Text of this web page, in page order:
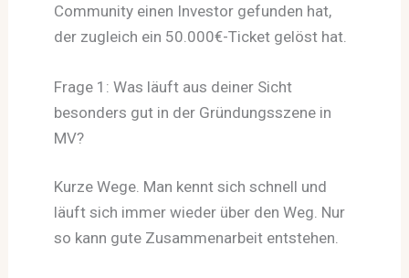
Community einen Investor gefunden hat,
der zugleich ein 50.000€-Ticket gelöst hat.
Frage 1: Was läuft aus deiner Sicht
besonders gut in der Gründungsszene in
MV?
Kurze Wege. Man kennt sich schnell und
läuft sich immer wieder über den Weg. Nur
so kann gute Zusammenarbeit entstehen.